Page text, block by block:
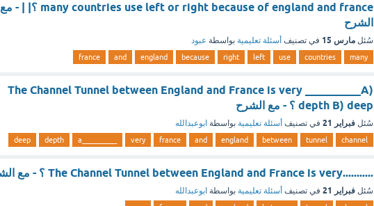
many countries use left or right because of england and france ؟| | - مع
الشرح
سُئل مارس 15 في تصنيف أسئلة تعليمية بواسطة عبود
many
countries
use
left
right
because
england
and
france
The Channel Tunnel between England and France is very __________A)
depth B) deep ؟ - مع الشرح
سُئل فبراير 21 في تصنيف أسئلة تعليمية بواسطة ابوعبدالله
channel
tunnel
between
england
and
france
very
depth
deep
...........The Channel Tunnel between England and France is very ؟ - مع الشرح
سُئل فبراير 21 في تصنيف أسئلة تعليمية بواسطة ابوعبدالله